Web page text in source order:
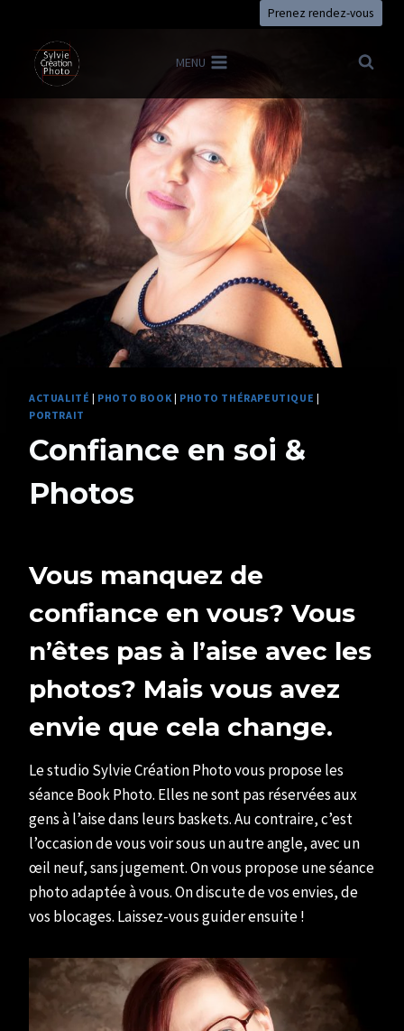
contenu
Prenez rendez-vous
MENU
ACTUALITÉ | PHOTO BOOK | PHOTO THÉRAPEUTIQUE |
PORTRAIT
Confiance en soi &
Photos
CHATELAIS
Vous manquez de
confiance en vous? Vous
n’êtes pas à l’aise avec les
photos? Mais vous avez
envie que cela change.
Le studio Sylvie Création Photo vous propose les
séance Book Photo. Elles ne sont pas réservées aux
gens à l’aise dans leurs baskets. Au contraire, c’est
l’occasion de vous voir sous un autre angle, avec un
œil neuf, sans jugement. On vous propose une séance
photo adaptée à vous. On discute de vos envies, de
vos blocages. Laissez-vous guider ensuite !